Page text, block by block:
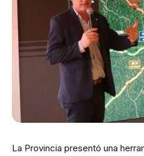
La Provincia presentó una